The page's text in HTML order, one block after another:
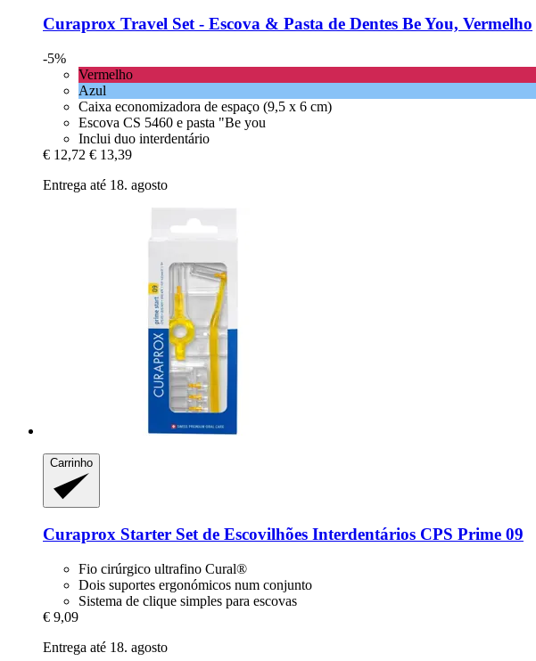
Curaprox Travel Set -​ Escova & Pasta de Dentes Be You, Vermelho
-5%
Vermelho
Azul
Caixa economizadora de espaço (9,5 x 6 cm)
Escova CS 5460 e pasta "Be you
Inclui duo interdentário
€ 12,72 € 13,39
Entrega até 18. agosto
Carrinho
Curaprox Starter Set de Escovilhões Interdentários CPS Prime 09
Fio cirúrgico ultrafino Cural®
Dois suportes ergonómicos num conjunto
Sistema de clique simples para escovas
€ 9,09
Entrega até 18. agosto